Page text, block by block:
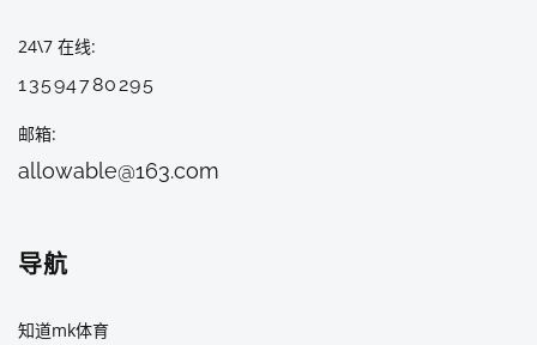
24\7 在线
13594780295
邮箱
allowable@163.com
导航
知道mk体育